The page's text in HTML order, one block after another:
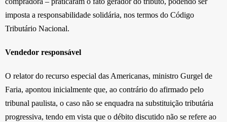
imposta a responsabilidade solidária, nos termos do Código
Tributário Nacional.
Vendedor responsável
O relator do recurso especial das Americanas, ministro Gurgel de
Faria, apontou inicialmente que, ao contrário do afirmado pelo
tribunal paulista, o caso não se enquadra na substituição tributária
progressiva, tendo em vista que o débito discutido não se refere ao